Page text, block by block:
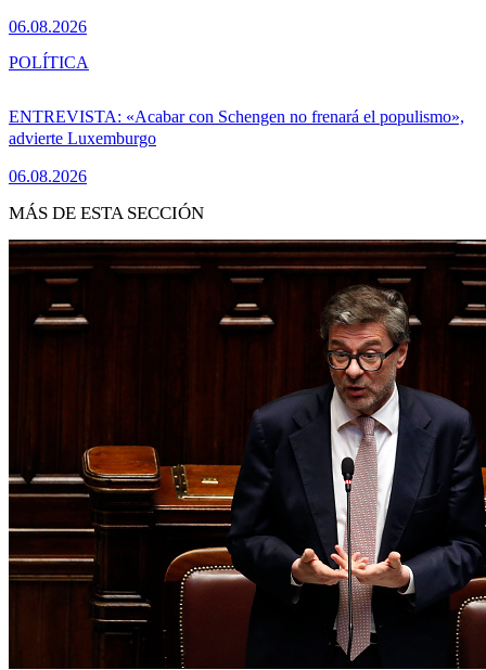
06.08.2026
ENTREVISTA: «Acabar con Schengen no frenará el populismo»,
advierte Luxemburgo
06.08.2026
POLÍTICA
MÁS DE ESTA SECCIÓN